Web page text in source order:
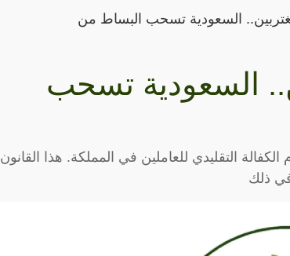
السعودية تسحب البساط من
السعودية تسحب
التقليدي للعاملين في المملكة. هذا القانون
في ذلك